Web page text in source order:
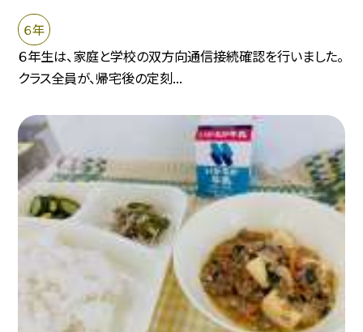
６年
６年生は、家庭と学校の双方向通信接続確認を行いました。
クラス全員が、帰宅後の定刻...